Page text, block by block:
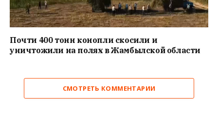
Почти 400 тонн конопли скосили и
уничтожили на полях в Жамбылской области
СМОТРЕТЬ КОММЕНТАРИИ